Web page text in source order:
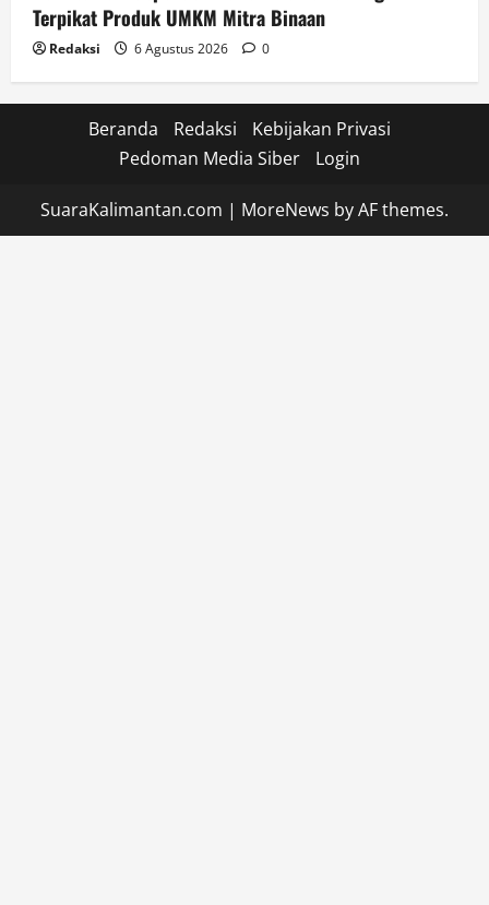
Terpikat Produk UMKM Mitra Binaan
Redaksi 6 Agustus 2026 0
Beranda Redaksi
Kebijakan Privasi
Pedoman Media Siber
Login
SuaraKalimantan.com | MoreNews by AF themes.